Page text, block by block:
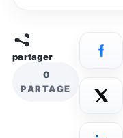
partager
0
PARTAGE